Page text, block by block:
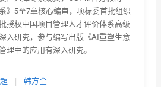
文锐
方PMP培训班 郭永倡
》5至7章核心编审，项标委首批组织
授权中国项目管理人才评价体系高级
入研究，参与编写出版《AI重塑生意
理中的应用有深入研究。
| 韩方全